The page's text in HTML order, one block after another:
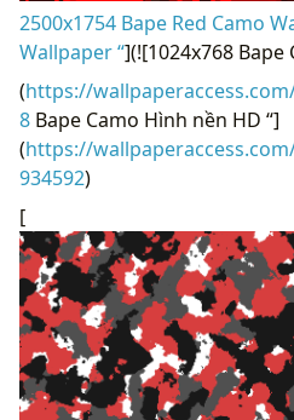
2500x1754 Bape Red Camo
Wallpaper “](![1024x768
(https://
8 Bape Camo Hình nền HD “]
(https://
934592)
[